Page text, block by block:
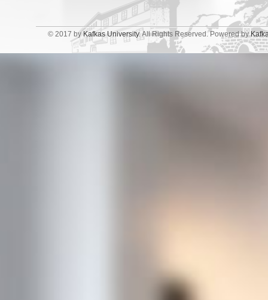
© 2017 byKafkas University. All Rights Reserved. Powered by